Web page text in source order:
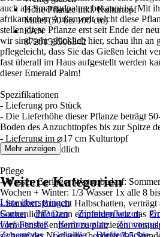
Höhe Pflanze inkl. Kulturtopf
Mittel (50 bis 100 cm)
EAN
8720153506342
auch als Smaragdpalme bekannt ist. Mit
afrikanischen Außenwelt reicht diese
stellen diese Pflanze erst seit Ende der
wir sind sehr glücklich hier, schau ihn an
pflegeleicht, dass Sie das Gießen leicht
fast überall im Haus aufgestellt werden
dieser Emerald Palm!
Spezifikationen
- Lieferung pro Stück
- Die Lieferhöhe dieser Pflanze beträgt
Boden des Anzuchttopfes bis zur Spitze
- Lieferung im ⌀17 cm Kulturtopf
- Wartungsfreundlich
Pflege
- Wasser: Geringer Wasserbedarf:
Wochen + Winter: 1/3 Wasser 1x alle 8
- Standort: Braucht Halbschatten, verträgt
Sonnenlicht? Dann empfehlen wir, das
vom Fenster entfernt zu platzieren,
Mehr anzeigen
Weitere Kategorien
Liste überspringen
Garten
Pflanzen Zimmerpflanzen
Elefantenfuß
Korbmarante
Zyperngras
Grünlilie Dieffenbachie